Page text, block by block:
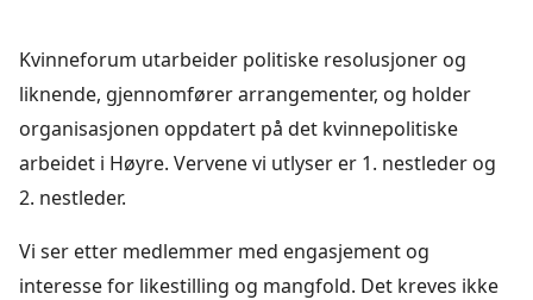
Kvinneforum utarbeider politiske resolusjoner og
liknende, gjennomfører arrangementer, og holder
organisasjonen oppdatert på det kvinnepolitiske
arbeidet i Høyre. Vervene vi utlyser er 1. nestleder og
2. nestleder.
Vi ser etter medlemmer med engasjement og
interesse for likestilling og mangfold. Det kreves ikke